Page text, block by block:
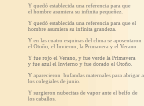
Y quedó establecida una referencia para que
el hombre asumiera su infinita pequeñez.
Y quedó establecida una referencia para que el
hombre asumiera su infinita grandeza.
Y en las cuatro esquinas del clima se aposentaron
el Otoño, el Invierno, la Primavera y el Verano.
Y fue rojo el Verano, y fue verde la Primavera
y fue azul el Invierno y fue dorado el Otoño.
Y aparecieron bufandas maternales para abrigar a
los colegiales de junio.
Y surgieron nubecitas de vapor ante el belfo de
los caballos.